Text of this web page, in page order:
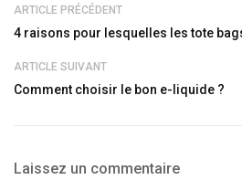
ARTICLE PRÉCÉDENT
4 raisons pour lesquelles les tote
ARTICLE SUIVANT
Comment choisir le bon e-liquide ?
Laissez un commentaire